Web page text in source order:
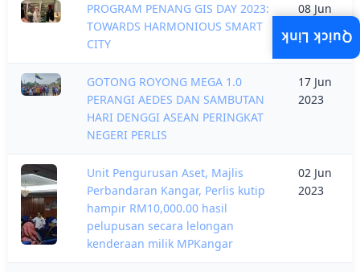
PROGRAM PENANG GIS DAY 2023:
TOWARDS HARMONIOUS SMART
CITY
08 Jun
GOTONG ROYONG MEGA 1.0
PERANGI AEDES DAN SAMBUTAN
HARI DENGGI ASEAN PERINGKAT
NEGERI PERLIS
17 Jun
2023
Unit Pengurusan Aset, Majlis
Perbandaran Kangar, Perlis kutip
hampir RM10,000.00 hasil
pelupusan secara lelongan
kenderaan milik MPKangar
02 Jun
2023
Quick Link